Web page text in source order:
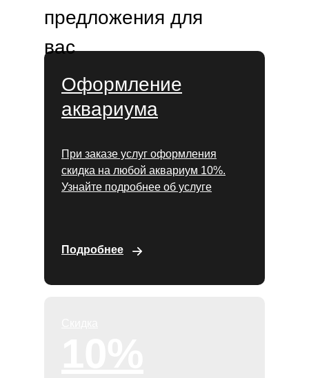
Оформление
аквариума
При заказе услуг оформления
скидка на любой аквариум 10%.
Узнайте подробнее об услуге
Подробнее
предложения для
вас